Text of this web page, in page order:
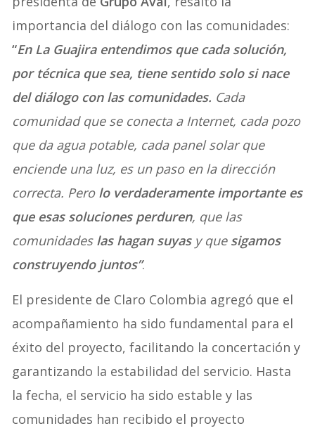
importancia del diálogo con las comunidades:
“En La Guajira entendimos que cada solución,
por técnica que sea, tiene sentido solo si nace
del diálogo con las comunidades. Cada
comunidad que se conecta a Internet, cada pozo
que da agua potable, cada panel solar que
enciende una luz, es un paso en la dirección
correcta. Pero lo verdaderamente importante es
que esas soluciones perduren, que las
comunidades las hagan suyasy que sigamos
construyendo juntos”.
El presidente de Claro Colombia agregó que el
acompañamiento ha sido fundamental para el
éxito del proyecto, facilitando la concertación y
garantizando la estabilidad del servicio. Hasta
la fecha, el servicio ha sido estable y las
comunidades han recibido el proyecto